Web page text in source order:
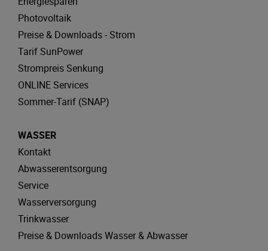
Photovoltaik
Preise & Downloads - Strom
Tarif SunPower
Strompreis Senkung
ONLINE Services
Sommer-Tarif (SNAP)
WASSER
Kontakt
Abwasserentsorgung
Service
Wasserversorgung
Trinkwasser
Preise & Downloads Wasser & Abwasser